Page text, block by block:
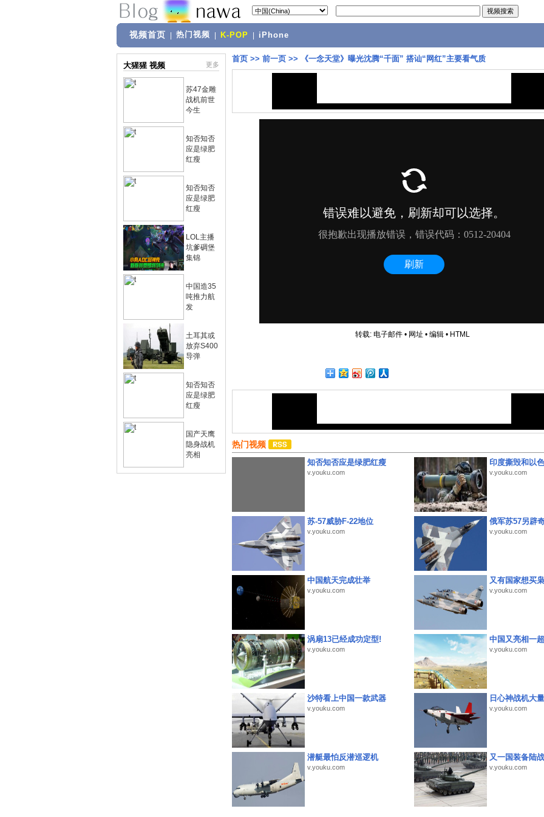
视频首页 热门视频 K-POP iPhone
大猩猩 视频 更多
苏47金雕
战机前世
今生
知否知否
应是绿肥
红瘦
知否知否
应是绿肥
红瘦
LOL主播
坑爹碉堡
集锦
中国造35
吨推力航
发
土耳其或
放弃S400
导弹
知否知否
应是绿肥
红瘦
国产天鹰
隐身战机
亮相
首页 >> 前一页 >> 《一念天堂》曝光沈腾“千面” 搭讪“网红”主要看气质
转载: 电子邮件• 网址 • 编辑• HTML
热门视频
知否知否应是绿肥红瘦
v.youku.com
印度撕毁和以
v.youku.com
苏-57威胁F-22地位
v.youku.com
俄军苏57另辟
v.youku.com
中国航天完成壮举
v.youku.com
又有国家想买
v.youku.com
涡扇13已经成功定型!
v.youku.com
中国又亮相一
v.youku.com
沙特看上中国一款武器
v.youku.com
日心神战机大
v.youku.com
潜艇最怕反潜巡逻机
v.youku.com
又一国装备陆
v.youku.com